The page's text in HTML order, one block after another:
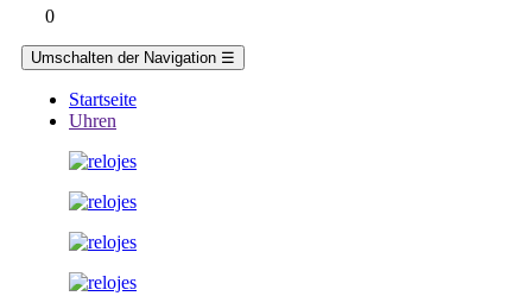
0
Umschalten der Navigation ☰
Startseite
Uhren